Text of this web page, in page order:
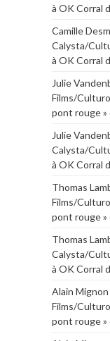
à OK Corral
Camille
Calysta/
à OK Corral
Julie
Films/
pont rouge »
Julie
Calysta/
à OK Corral
Thomas
Films/
pont rouge »
Thomas
Calysta/
à OK Corral
Alain Mignon
Films/
pont rouge »